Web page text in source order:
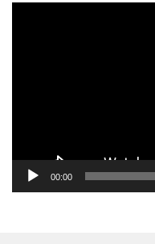
00:00